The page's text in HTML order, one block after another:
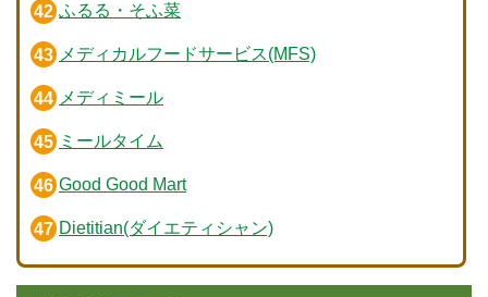
ふるる・そふ菜
メディカルフードサービス(MFS)
メディミール
ミールタイム
Good Good Mart
Dietitian(ダイエティシャン)